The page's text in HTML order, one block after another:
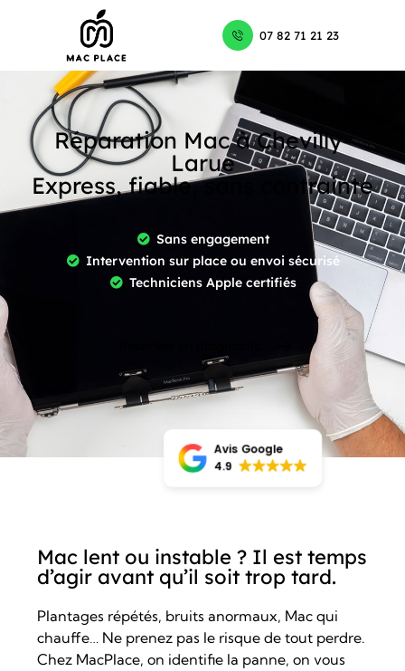
07 82 71 21 23
Réparation Mac à Chevilly-
Larue
Express, fiable, sans contrainte
Sans engagement
Intervention sur place ou envoi sécurisé
Techniciens Apple certifiés
Avis Google
4.9
Mac lent ou instable ? Il est temps
d’agir avant qu’il soit trop tard.
Plantages répétés, bruits anormaux, Mac qui
chauffe… Ne prenez pas le risque de tout perdre.
Chez MacPlace, on identifie la panne, on vous